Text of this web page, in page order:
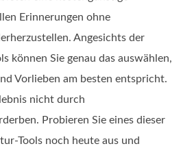
Erinnerungen ohne
Angesichts der
können Sie genau das auswählen,
Vorlieben am besten entspricht.
nicht durch
Probieren Sie eines dieser
Tools noch heute aus und